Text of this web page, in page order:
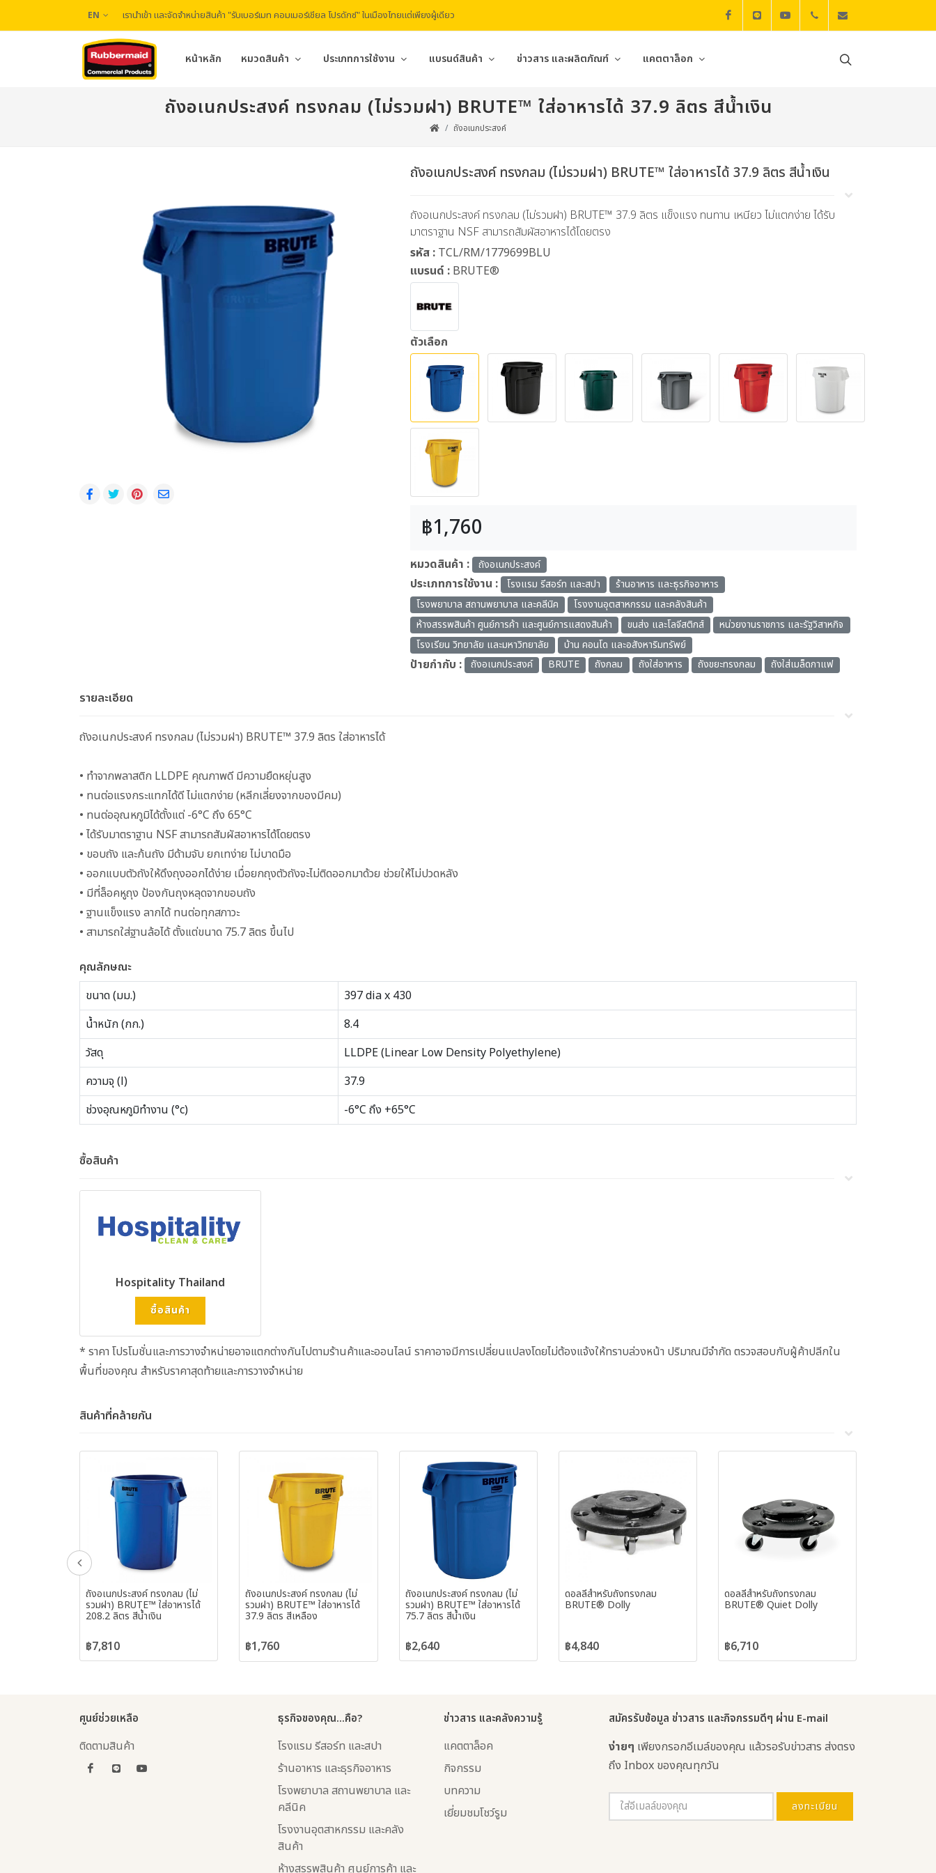
EN เรานำเข้า และจัดจำหน่ายสินค้า "รับเบอร์เมท คอมเมอร์เชียล โปรดักซ์" ในเมืองไทยแต่เพียงผู้เดียว Facebook
Line Youtube+6625016300
หน้าหลัก หมวดสินค้า ประเภทการใช้งาน แบรนด์สินค้า ข่าวสาร และผลิตภัณฑ์ แคตตาล็อก
ถังอเนกประสงค์ ทรงกลม (ไม่รวมฝา) BRUTE™ ใส่อาหารได้ 37.9 ลิตร สีน้ำเงิน
ถังอเนกประสงค์
ถังอเนกประสงค์ ทรงกลม (ไม่รวมฝา) BRUTE™ ใส่อาหารได้ 37.9 ลิตร สีน้ำเงิน
ถังอเนกประสงค์ ทรงกลม (ไม่รวมฝา) BRUTE™ 37.9 ลิตร แข็งแรง ทนทาน เหนียว ไม่แตกง่าย ได้รับ
มาตราฐาน NSF สามารถสัมผัสอาหารได้โดยตรง
รหัส : TCL/RM/1779699BLU
แบรนด์ : BRUTE®
ตัวเลือก
฿1,760
หมวดสินค้า : ถังอเนกประสงค์
ประเภทการใช้งาน : โรงแรม รีสอร์ท และสปา
ร้านอาหาร และธุรกิจอาหาร
โรงพยาบาล สถานพยาบาล และคลีนิค
โรงงานอุตสาหกรรม และคลังสินค้า
ห้างสรรพสินค้า ศูนย์การค้า และศูนย์การแสดงสินค้า
ขนส่ง และโลจีสติกส์
หน่วยงานราชการ และรัฐวิสาหกิจ
โรงเรียน วิทยาลัย และมหาวิทยาลัย
บ้าน คอนโด และอสังหาริมทรัพย์
ป้ายกำกับ : ถังอเนกประสงค์ BRUTE ถังกลม ถังใส่อาหาร ถังขยะทรงกลม ถังใส่เมล็ดกาแฟ
รายละเอียด
ถังอเนกประสงค์ ทรงกลม (ไม่รวมฝา) BRUTE™ 37.9 ลิตร ใส่อาหารได้
• ทำจากพลาสติก LLDPE คุณภาพดี มีความยืดหยุ่นสูง
• ทนต่อแรงกระแทกได้ดี ไม่แตกง่าย (หลีกเลี่ยงจากของมีคม)
• ทนต่ออุณหภูมิได้ตั้งแต่ -6°C ถึง 65°C
• ได้รับมาตราฐาน NSF สามารถสัมผัสอาหารได้โดยตรง
• ขอบถัง และก้นถัง มีด้ามจับ ยกเทง่าย ไม่บาดมือ
• ออกแบบตัวถังให้ดึงถุงออกได้ง่าย เมื่อยกถุงตัวถังจะไม่ติดออกมาด้วย ช่วยให้ไม่ปวดหลัง
• มีที่ล็อคหูถุง ป้องกันถุงหลุดจากขอบถัง
• ฐานแข็งแรง ลากได้ ทนต่อทุกสภาวะ
• สามารถใส่ฐานล้อได้ ตั้งแต่ขนาด 75.7 ลิตร ขึ้นไป
คุณลักษณะ
ขนาด (มม.)
397 dia x 430
น้ำหนัก (กก.)
8.4
วัสดุ
LLDPE (Linear Low Density Polyethylene)
ความจุ (l)
37.9
ช่วงอุณหภูมิทำงาน (°c)
-6°C ถึง +65°C
ซื้อสินค้า
Hospitality Thailand
ซื้อสินค้า
* ราคา โปรโมชั่นและการวางจำหน่ายอาจแตกต่างกันไปตามร้านค้าและออนไลน์ ราคาอาจมีการเปลี่ยนแปลงโดยไม่ต้องแจ้งให้ทราบล่วงหน้า ปริมาณมีจำกัด ตรวจสอบกับผู้ค้าปลีกใน
พื้นที่ของคุณ สำหรับราคาสุดท้ายและการวางจำหน่าย
สินค้าที่คล้ายกัน
ถังอเนกประสงค์ ทรงกลม (ไม่
รวมฝา) BRUTE™ ใส่อาหารได้
208.2 ลิตร สีน้ำเงิน
฿7,810
ถังอเนกประสงค์ ทรงกลม (ไม่
รวมฝา) BRUTE™ ใส่อาหารได้
37.9 ลิตร สีเหลือง
฿1,760
ถังอเนกประสงค์ ทรงกลม (ไม่
รวมฝา) BRUTE™ ใส่อาหารได้
75.7 ลิตร สีน้ำเงิน
฿2,640
ดอลลี่สำหรับถังทรงกลม
BRUTE® Dolly
฿4,840
ดอลลี่สำหรับถังทรงกลม
BRUTE® Quiet Dolly
฿6,710
ศูนย์ช่วยเหลือ
ติดตามสินค้า
ธุรกิจของคุณ...คือ?
โรงแรม รีสอร์ท และสปา
ร้านอาหาร และธุรกิจอาหาร
โรงพยาบาล สถานพยาบาล และ
คลีนิค
โรงงานอุตสาหกรรม และคลัง
สินค้า
ห้างสรรพสินค้า ศูนย์การค้า และ
ข่าวสาร และคลังความรู้
แคตตาล็อค
กิจกรรม
บทความ
เยี่ยมชมโชว์รูม
สมัครรับข้อมูล ข่าวสาร และกิจกรรมดีๆ ผ่าน E-mail
ง่ายๆ เพียงกรอกอีเมล์ของคุณ แล้วรอรับข่าวสาร ส่งตรง
ถึง Inbox ของคุณทุกวัน
ลงทะเบียน